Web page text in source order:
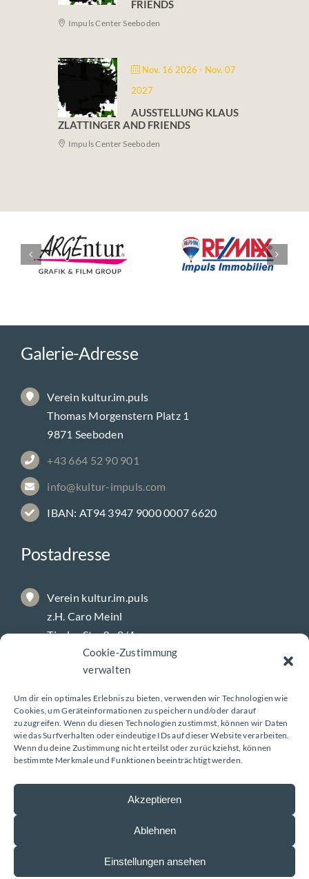
Cookie-Zustimmung
verwalten
Um dir ein optimales Erlebnis zu bieten, verwenden wir Technologien wie
Cookies, um Geräteinformationen zu speichern und/oder darauf
zuzugreifen. Wenn du diesen Technologien zustimmst, können wir Daten
wie das Surfverhalten oder eindeutige IDs auf dieser Website verarbeiten.
Wenn du deine Zustimmung nicht erteilst oder zurückziehst, können
bestimmte Merkmale und Funktionen beeinträchtigt werden.
Akzeptieren
Ablehnen
Einstellungen ansehen
FRIENDS
Impuls Center Seeboden
Nov. 16 2026 - Nov. 07
2027
AUSSTELLUNG KLAUS
ZLATTINGER AND FRIENDS
Impuls Center Seeboden
Galerie-Adresse
Verein kultur.im.puls
Thomas Morgenstern Platz 1
9871 Seeboden
+43 664 52 90 901
info@kultur-impuls.com
IBAN: AT94 3947 9000 0007 6620
Postadresse
Verein kultur.im.puls
z.H. Caro Meinl
Tiroler Straße 8/4
9800 Spittal/Drau
Galerie-Öffnungszeiten
Montag – Freitag